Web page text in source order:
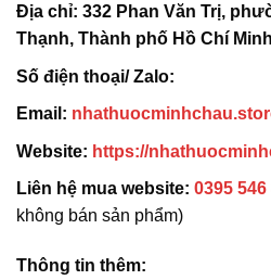
Địa chỉ: 332 Phan Văn Trị,
Thạnh, Thành phố Hồ Chí Minh
Số điện thoại/ Zalo:
Email:
Website: https://
Liên hệ mua website: 0395 546
không bán sản phẩm)
Thông tin thêm: